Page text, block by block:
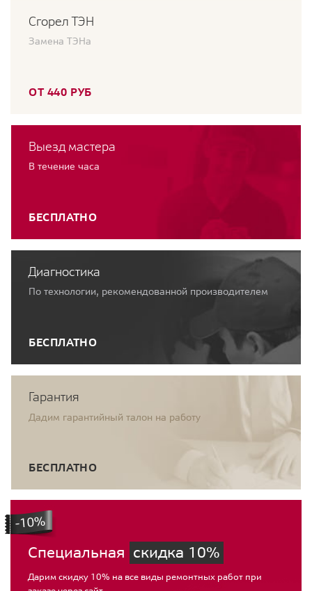
Сгорел ТЭН
Замена ТЭНа
ОТ 440 РУБ
Выезд мастера
В течение часа
БЕСПЛАТНО
Диагностика
По технологии, рекомендованной производителем
БЕСПЛАТНО
Гарантия
Дадим гарантийный талон на работу
БЕСПЛАТНО
Специальная скидка 10%
Дарим скидку 10% на все виды ремонтных работ при